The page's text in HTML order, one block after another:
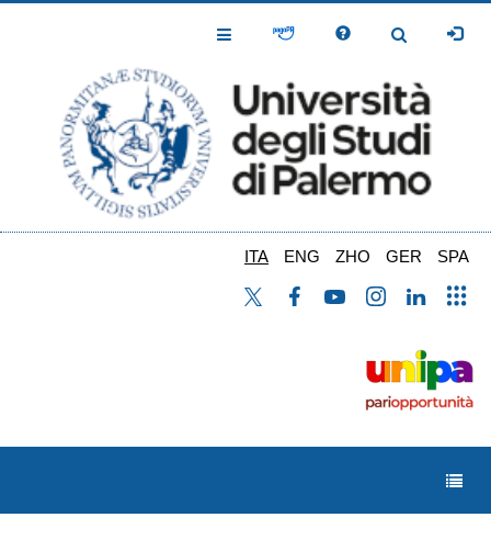
Toggle
Toggle
ITA ENG ZHO GER SPA